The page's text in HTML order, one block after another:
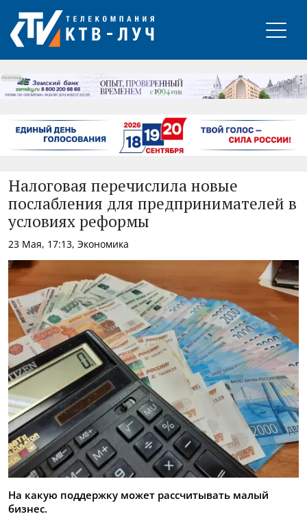
РЕКЛАМА
Налоговая перечислила новые
послабления для предпринимателей в
условиях реформы
23 Мая, 17:13, Экономика
На какую поддержку может рассчитывать малый
бизнес.